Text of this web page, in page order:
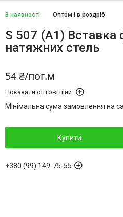
В наявності Оптом і в роздріб
S 507 (А1) Вставка
натяжних стель
54 ₴/пог.м
Показати оптові ціни
Мінімальна сума замовлення на
Купити
+380 (99) 149-75-55